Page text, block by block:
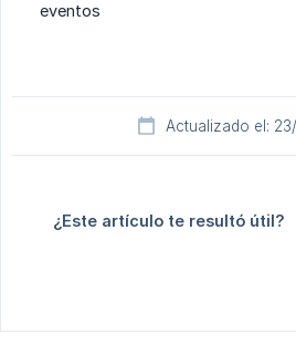
eventos
Actualizado el:
¿Este artículo te resultó útil?